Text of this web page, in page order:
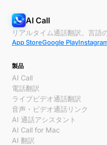
AI Call
リアルタイム通話翻訳。言語
App StoreGoogle Play
製品
AI Call
電話翻訳
ライブビデオ通話翻訳
音声・ビデオ通話リンク
AI 通話アシスタント
AI Call for Mac
AI 翻訳